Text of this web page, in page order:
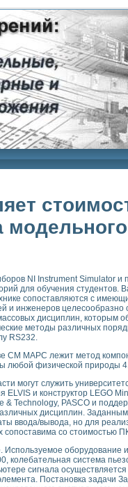
Instruments
систем управления
эмиссии
модельного
NI Instrument Simulator и
для обучения студентов.
сопоставляются с
и инженеров целесообразно
дисциплин, которым
методы различных
RS232.
СМ МАРС лежит метод
любой физической природы 4.
могут служить
и конструктор LEGO
Technology, PASCO и
дисциплин.
ввода/вывода, но для
сопоставима со стоимостью
Используемое оборудование
колебательная система
сигнала осуществляется
Постановка задачи